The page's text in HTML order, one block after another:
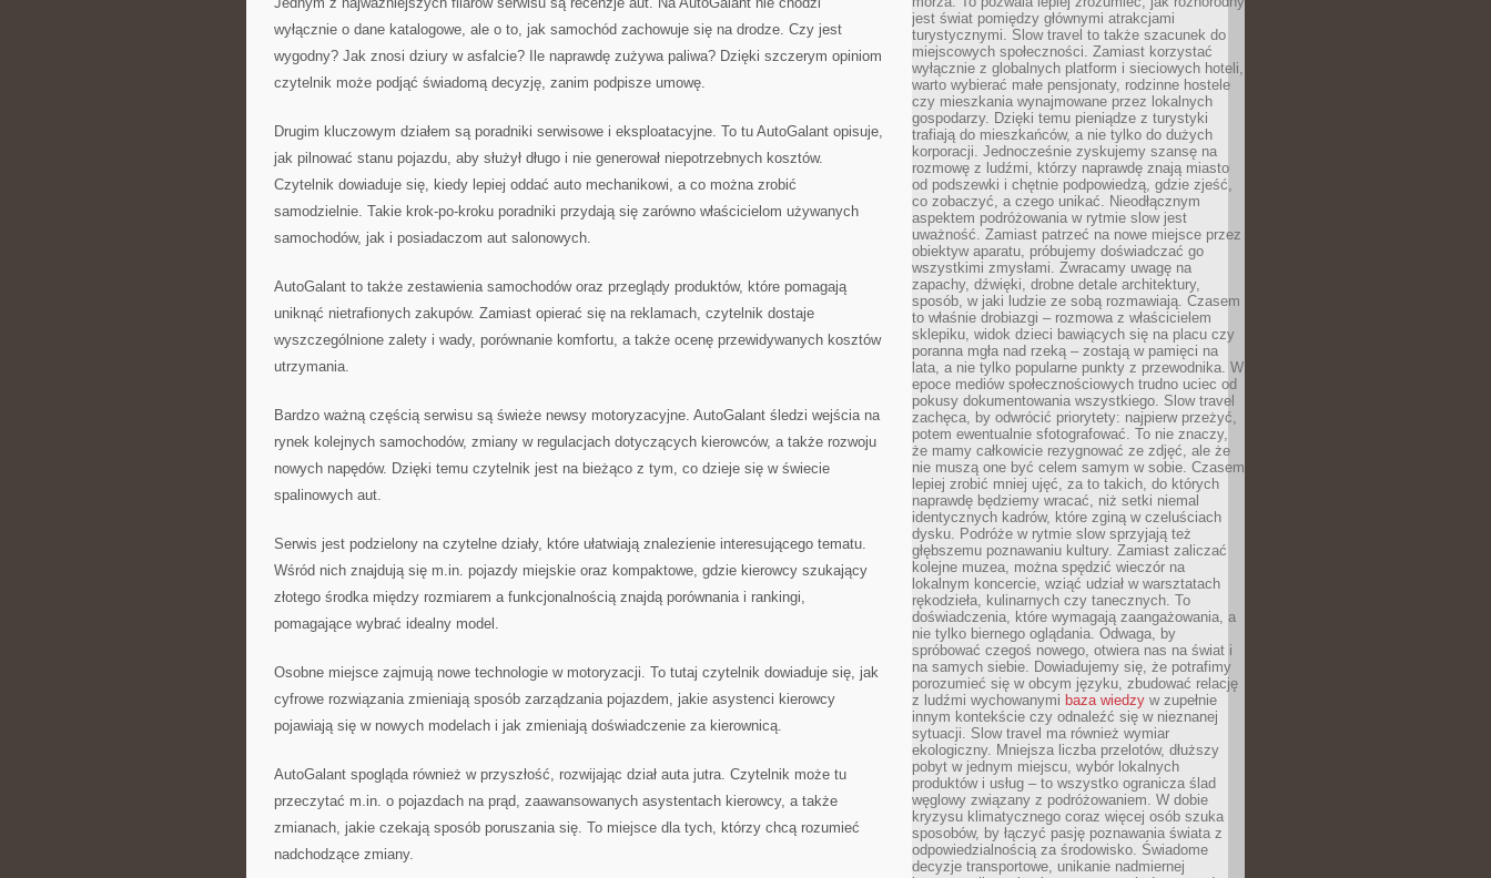
wyłącznie o dane katalogowe, ale o to, jak samochód zachowuje się na drodze. Czy jest
wygodny? Jak znosi dziury w asfalcie? Ile naprawdę zużywa paliwa? Dzięki szczerym opiniom
czytelnik może podjąć świadomą decyzję, zanim podpisze umowę.
Drugim kluczowym działem są poradniki serwisowe i eksploatacyjne. To tu AutoGalant opisuje,
jak pilnować stanu pojazdu, aby służył długo i nie generował niepotrzebnych kosztów.
Czytelnik dowiaduje się, kiedy lepiej oddać auto mechanikowi, a co można zrobić
samodzielnie. Takie krok-po-kroku poradniki przydają się zarówno właścicielom używanych
samochodów, jak i posiadaczom aut salonowych.
AutoGalant to także zestawienia samochodów oraz przeglądy produktów, które pomagają
uniknąć nietrafionych zakupów. Zamiast opierać się na reklamach, czytelnik dostaje
wyszczególnione zalety i wady, porównanie komfortu, a także ocenę przewidywanych kosztów
utrzymania.
Bardzo ważną częścią serwisu są świeże newsy motoryzacyjne. AutoGalant śledzi wejścia na
rynek kolejnych samochodów, zmiany w regulacjach dotyczących kierowców, a także rozwoju
nowych napędów. Dzięki temu czytelnik jest na bieżąco z tym, co dzieje się w świecie
spalinowych aut.
Serwis jest podzielony na czytelne działy, które ułatwiają znalezienie interesującego tematu.
Wśród nich znajdują się m.in. pojazdy miejskie oraz kompaktowe, gdzie kierowcy szukający
złotego środka między rozmiarem a funkcjonalnością znajdą porównania i rankingi,
pomagające wybrać idealny model.
Osobne miejsce zajmują nowe technologie w motoryzacji. To tutaj czytelnik dowiaduje się, jak
cyfrowe rozwiązania zmieniają sposób zarządzania pojazdem, jakie asystenci kierowcy
pojawiają się w nowych modelach i jak zmieniają doświadczenie za kierownicą.
AutoGalant spogląda również w przyszłość, rozwijając dział auta jutra. Czytelnik może tu
przeczytać m.in. o pojazdach na prąd, zaawansowanych asystentach kierowcy, a także
zmianach, jakie czekają sposób poruszania się. To miejsce dla tych, którzy chcą rozumieć
nadchodzące zmiany.
jest świat pomiędzy głównymi atrakcjami
turystycznymi. Slow travel to także szacunek do
miejscowych społeczności. Zamiast korzystać
wyłącznie z globalnych platform i sieciowych hoteli,
warto wybierać małe pensjonaty, rodzinne hostele
czy mieszkania wynajmowane przez lokalnych
gospodarzy. Dzięki temu pieniądze z turystyki
trafiają do mieszkańców, a nie tylko do dużych
korporacji. Jednocześnie zyskujemy szansę na
rozmowę z ludźmi, którzy naprawdę znają miasto
od podszewki i chętnie podpowiedzą, gdzie zjeść,
co zobaczyć, a czego unikać. Nieodłącznym
aspektem podróżowania w rytmie slow jest
uważność. Zamiast patrzeć na nowe miejsce przez
obiektyw aparatu, próbujemy doświadczać go
wszystkimi zmysłami. Zwracamy uwagę na
zapachy, dźwięki, drobne detale architektury,
sposób, w jaki ludzie ze sobą rozmawiają. Czasem
to właśnie drobiazgi – rozmowa z właścicielem
sklepiku, widok dzieci bawiących się na placu czy
poranna mgła nad rzeką – zostają w pamięci na
lata, a nie tylko popularne punkty z przewodnika. W
epoce mediów społecznościowych trudno uciec od
pokusy dokumentowania wszystkiego. Slow travel
zachęca, by odwrócić priorytety: najpierw przeżyć,
potem ewentualnie sfotografować. To nie znaczy,
że mamy całkowicie rezygnować ze zdjęć, ale że
nie muszą one być celem samym w sobie. Czasem
lepiej zrobić mniej ujęć, za to takich, do których
naprawdę będziemy wracać, niż setki niemal
identycznych kadrów, które zginą w czeluściach
dysku. Podróże w rytmie slow sprzyjają też
głębszemu poznawaniu kultury. Zamiast zaliczać
kolejne muzea, można spędzić wieczór na
lokalnym koncercie, wziąć udział w warsztatach
rękodzieła, kulinarnych czy tanecznych. To
doświadczenia, które wymagają zaangażowania, a
nie tylko biernego oglądania. Odwaga, by
spróbować czegoś nowego, otwiera nas na świat i
na samych siebie. Dowiadujemy się, że potrafimy
porozumieć się w obcym języku, zbudować relację
z ludźmi wychowanymi baza wiedzy w zupełnie
innym kontekście czy odnaleźć się w nieznanej
sytuacji. Slow travel ma również wymiar
ekologiczny. Mniejsza liczba przelotów, dłuższy
pobyt w jednym miejscu, wybór lokalnych
produktów i usług – to wszystko ogranicza ślad
węglowy związany z podróżowaniem. W dobie
kryzysu klimatycznego coraz więcej osób szuka
sposobów, by łączyć pasję poznawania świata z
odpowiedzialnością za środowisko. Świadome
decyzje transportowe, unikanie nadmiernej